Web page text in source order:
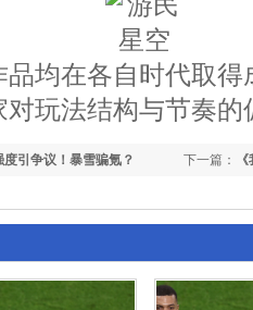
均在各自时代取
玩法结构与节奏的
下一篇：
引争议！暴雪骗氪？